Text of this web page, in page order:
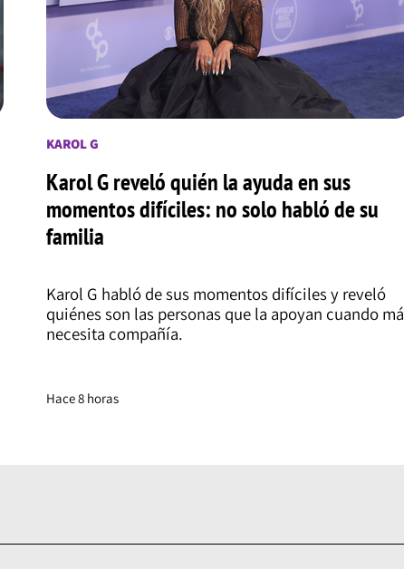
KAROL G
Karol G reveló quién la ayuda en sus
momentos difíciles: no solo habló de su
familia
Karol G habló de sus momentos difíciles y reveló
quiénes son las personas que la apoyan cuando
necesita compañía.
Hace 8 horas